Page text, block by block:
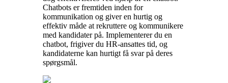
Chatbots er fremtiden inden for
kommunikation og giver en hurtig og
effektiv måde at rekruttere og kommunikere
med kandidater på. Implementerer du en
chatbot, frigiver du HR-ansattes tid, og
kandidaterne kan hurtigt få svar på deres
spørgsmål.